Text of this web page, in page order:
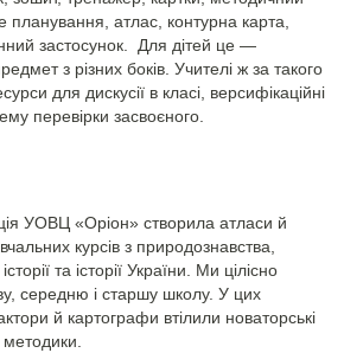
атлас, контурна карта,
застосунок. Для дітей це —
з різних боків. Учителі ж за такого
для дискусії в класі, версифікаційні
перевірки засвоєного.
УОВЦ «Оріон» створила атласи й
курсів з природознавства,
та історії України. Ми цілісно
середню і старшу школу. У цих
й картографи втілили новаторські
методики.